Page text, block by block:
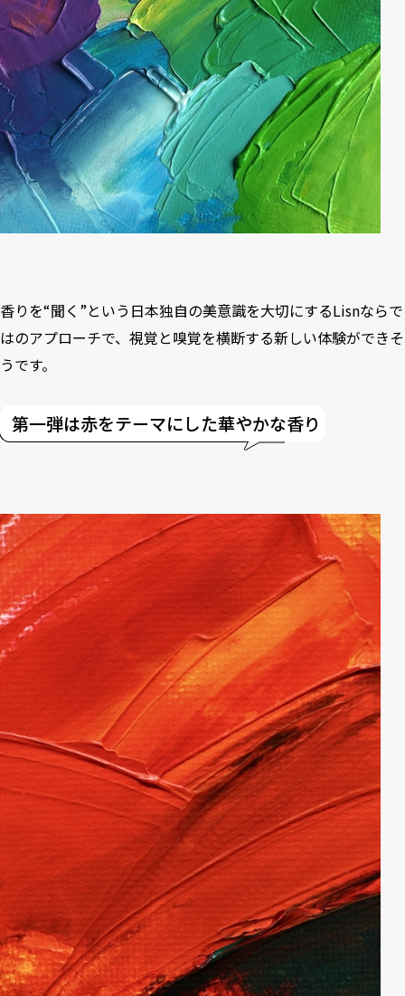
香りを“聞く”という日本独自の美意識を大切にするLisnならで
はのアプローチで、視覚と嗅覚を横断する新しい体験ができそ
うです。
第一弾は赤をテーマにした華やかな香り